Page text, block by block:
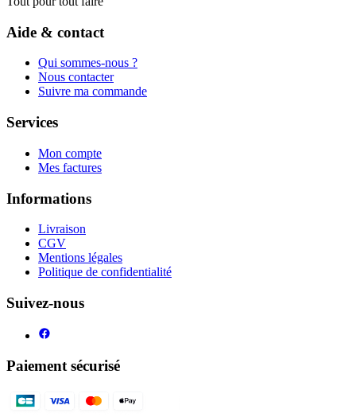
Aide & contact
Qui sommes-nous ?
Nous contacter
Suivre ma commande
Services
Mon compte
Mes factures
Informations
Livraison
CGV
Mentions légales
Politique de confidentialité
Suivez-nous
Paiement sécurisé